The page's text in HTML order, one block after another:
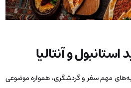
و آنتالیا
مهم سفر و گردشگری، همواره موضوعی